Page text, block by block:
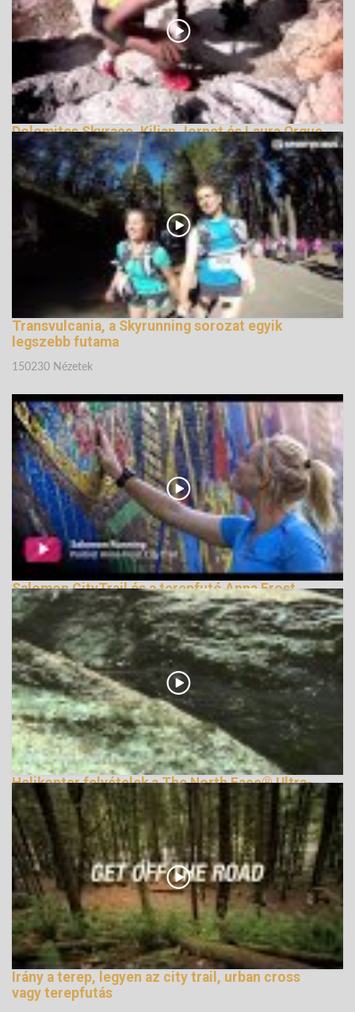
Dolomites Skyrace, Kilian Jornet és Laura Orgue
győzelmével
141027 Nézetek
Transvulcania, a Skyrunning sorozat egyik
legszebb futama
150230 Nézetek
Salomon CityTrail és a terepfutó Anna Frost
164947 Nézetek
Helikopter felvételek a The North Face® Ultra-
Trail du Mont-Blanc® 2011-ről
169459 Nézetek
Irány a terep, legyen az city trail, urban cross
vagy terepfutás